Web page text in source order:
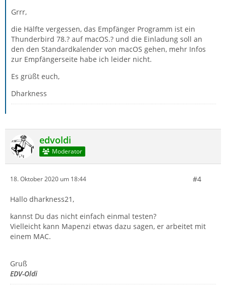
Grrr,
die Hälfte vergessen, das Empfänger Programm ist ein
Thunderbird 78.? auf macOS.? und die Einladung soll an
den den Standardkalender von macOS gehen, mehr Infos
zur Empfängerseite habe ich leider nicht.
Es grüßt euch,
Dharkness
edvoldi
Moderator
18. Oktober 2020 um 18:44 #4
Hallo dharkness21,
kannst Du das nicht einfach einmal testen?
Vielleicht kann Mapenzi etwas dazu sagen, er arbeitet mit
einem MAC.
Gruß
EDV-Oldi